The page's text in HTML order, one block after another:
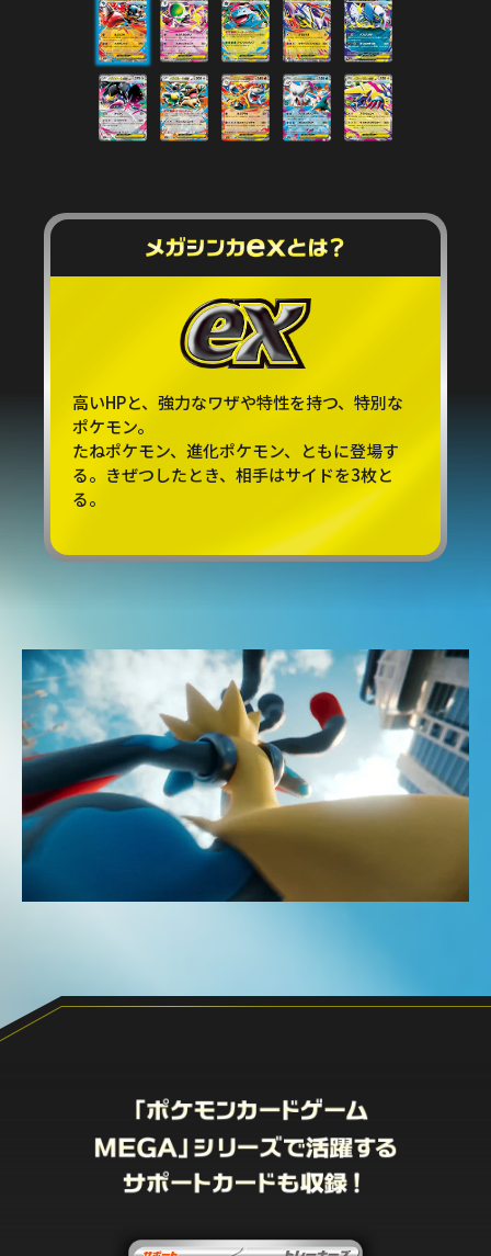
高いHPと、強力なワザや特性を持つ、特別な
ポケモン。
たねポケモン、進化ポケモン、ともに登場す
る。きぜつしたとき、相手はサイドを3枚と
る。